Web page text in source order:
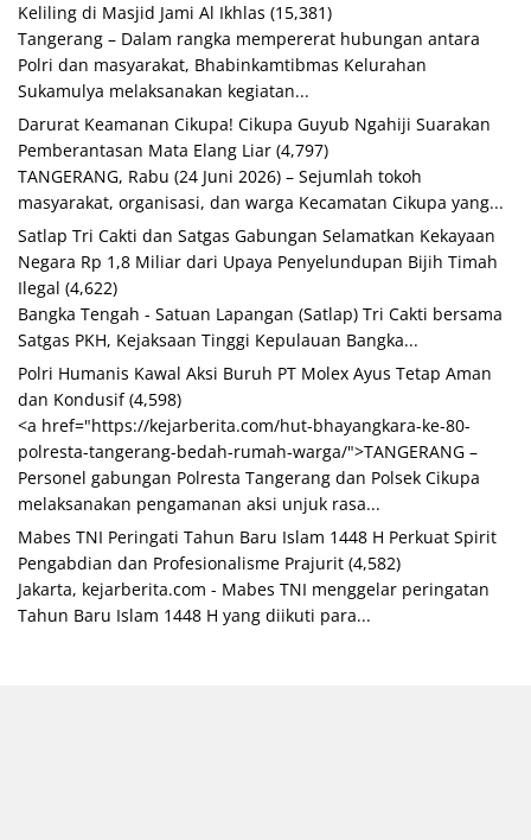
Keliling di Masjid Jami Al Ikhlas (15,381)
Tangerang – Dalam rangka mempererat hubungan antara
Polri dan masyarakat, Bhabinkamtibmas Kelurahan
Sukamulya melaksanakan kegiatan...
Darurat Keamanan Cikupa! Cikupa Guyub Ngahiji Suarakan
Pemberantasan Mata Elang Liar (4,797)
TANGERANG, Rabu (24 Juni 2026) – Sejumlah tokoh
masyarakat, organisasi, dan warga Kecamatan Cikupa yang...
Satlap Tri Cakti dan Satgas Gabungan Selamatkan Kekayaan
Negara Rp 1,8 Miliar dari Upaya Penyelundupan Bijih Timah
Ilegal (4,622)
Bangka Tengah - Satuan Lapangan (Satlap) Tri Cakti bersama
Satgas PKH, Kejaksaan Tinggi Kepulauan Bangka...
Polri Humanis Kawal Aksi Buruh PT Molex Ayus Tetap Aman
dan Kondusif (4,598)
<a href="https://kejarberita.com/hut-bhayangkara-ke-80-
polresta-tangerang-bedah-rumah-warga/">TANGERANG –
Personel gabungan Polresta Tangerang dan Polsek Cikupa
melaksanakan pengamanan aksi unjuk rasa...
Mabes TNI Peringati Tahun Baru Islam 1448 H Perkuat Spirit
Pengabdian dan Profesionalisme Prajurit (4,582)
Jakarta, kejarberita.com - Mabes TNI menggelar peringatan
Tahun Baru Islam 1448 H yang diikuti para...